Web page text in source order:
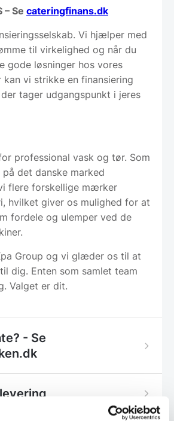
– Se cateringfinans.dk
Vi hjælper med
til virkelighed og når du
gode løsninger hos vores
kan vi strikke en finansiering
tager udgangspunkt i jeres
professional vask og tør. Som
det danske marked
flere forskellige mærker
hvilket giver os mulighed for at
fordele og ulemper ved de
Group og vi glæder os til at
dig. Enten som samlet team
Valget er dit.
- Se